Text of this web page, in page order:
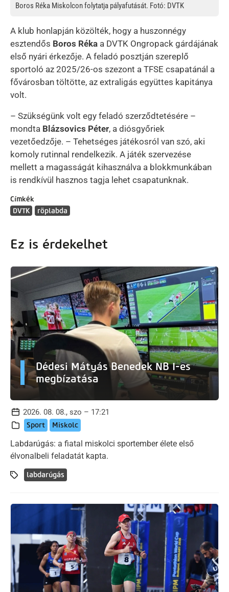
Boros Réka Miskolcon folytatja pályafutását. Fotó: DVTK
A klub honlapján közölték, hogy a huszonnégy
esztendős Boros Réka a DVTK Ongropack gárdájának
első nyári érkezője. A feladó posztján szereplő
sportoló az 2025/26-os szezont a TFSE csapatánál a
fővárosban töltötte, az extraligás együttes kapitánya
volt.
– Szükségünk volt egy feladó szerződtetésére –
mondta Blázsovics Péter, a diósgyőriek
vezetőedzője. – Tehetséges játékosról van szó, aki
komoly rutinnal rendelkezik. A játék szervezése
mellett a magasságát kihasználva a blokkmunkában
is rendkívül hasznos tagja lehet csapatunknak.
Címkék
DVTK
röplabda
Ez is érdekelhet
Dédesi Mátyás Benedek NB I-es
megbízatása
2026. 08. 08., szo – 17:21
Sport Miskolc
Labdarúgás: a fiatal miskolci sportember élete első
élvonalbeli feladatát kapta.
labdarúgás